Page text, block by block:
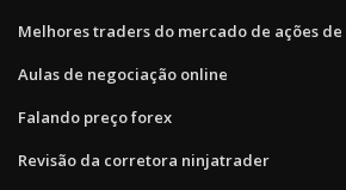
Melhores traders do mercado de ações de
Aulas de negociação online
Falando preço forex
Revisão da corretora ninjatrader